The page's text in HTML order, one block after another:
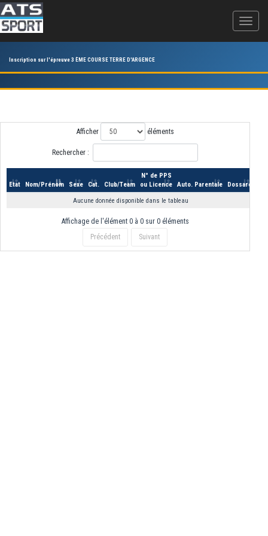
Inscription sur l'épreuve 3 ÈME COURSE TERRE D'ARGENCE
Afficher éléments
Rechercher :
Etat Nom/Prénom Sexe Cat. Club/Team
N° de PPS
ou Licence
Auto. Parentale Dossard
Aucune donnée disponible dans le tableau
Affichage de l'élément 0 à 0 sur 0 éléments
Précédent
Suivant